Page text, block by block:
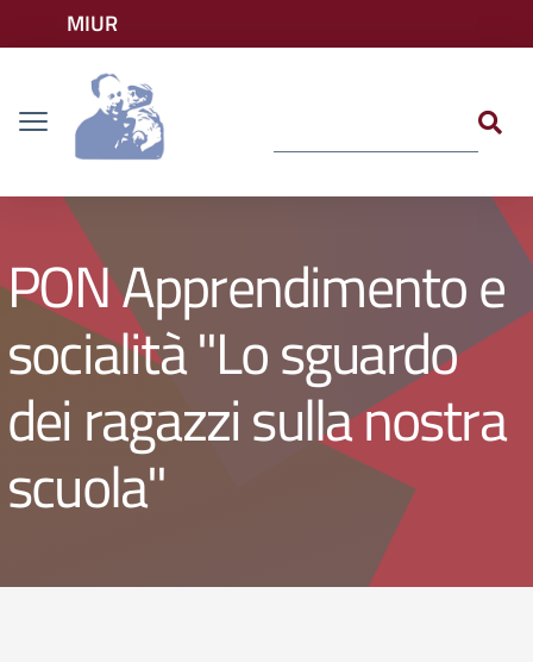
Vai ai contenuti
Vai al menu di navigazione
Vai al footer
MIUR
PON Apprendimento e
socialità "Lo sguardo
dei ragazzi sulla nostra
scuola"